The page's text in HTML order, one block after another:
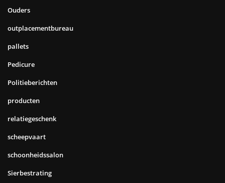
Ouders
outplacementbureau
pallets
Pedicure
Politieberichten
producten
relatiegeschenk
scheepvaart
schoonheidssalon
Sierbestrating